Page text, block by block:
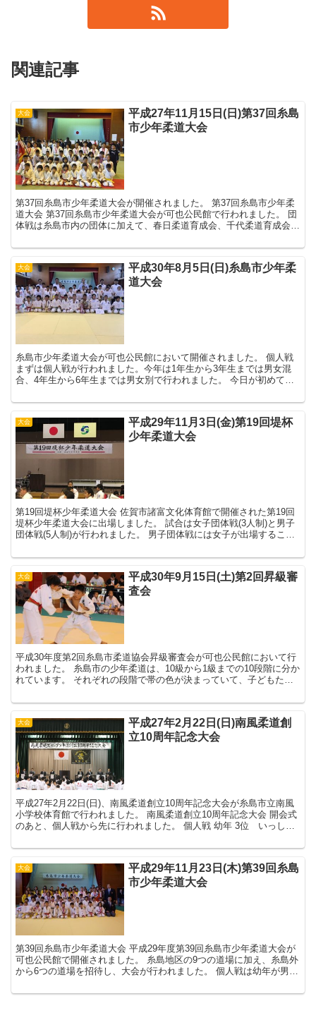
関連記事
大会
平成27年11月15日(日)第37回糸島
市少年柔道大会
第37回糸島市少年柔道大会が開催されました。 第37回糸島市少年柔
道大会 第37回糸島市少年柔道大会が可也公民館で行われました。 団
体戦は糸島市内の団体に加えて、春日柔道育成会、千代柔道育成会、
大会
平成30年8月5日(日)糸島市少年柔
道大会
糸島市少年柔道大会が可也公民館において開催されました。 個人戦
まずは個人戦が行われました。今年は1年生から3年生までは男女混
合、4年生から6年生までは男女別で行われました。 今日が初めての
大会
平成29年11月3日(金)第19回堤杯
少年柔道大会
第19回堤杯少年柔道大会 佐賀市諸富文化体育館で開催された第19回
堤杯少年柔道大会に出場しました。 試合は女子団体戦(3人制)と男子
団体戦(5人制)が行われました。 男子団体戦には女子が出場すること
大会
平成30年9月15日(土)第2回昇級審
査会
平成30年度第2回糸島市柔道協会昇級審査会が可也公民館において行
われました。 糸島市の少年柔道は、10級から1級までの10段階に分か
れています。 それぞれの段階で帯の色が決まっていて、子どもたち
大会
平成27年2月22日(日)南風柔道創
立10周年記念大会
平成27年2月22日(日)、南風柔道創立10周年記念大会が糸島市立南風
小学校体育館で行われました。 南風柔道創立10周年記念大会 開会式
のあと、個人戦から先に行われました。 個人戦 幼年 3位 いっし、
大会
平成29年11月23日(木)第39回糸島
市少年柔道大会
第39回糸島市少年柔道大会 平成29年度第39回糸島市少年柔道大会が
可也公民館で開催されました。 糸島地区の9つの道場に加え、糸島外
から6つの道場を招待し、大会が行われました。 個人戦は幼年が男女